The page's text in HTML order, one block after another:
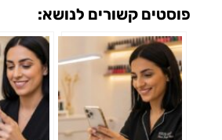
פוסטים קשורים לנושא: